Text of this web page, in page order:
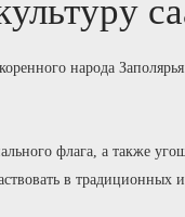
народа
флага, а также
в традиционных